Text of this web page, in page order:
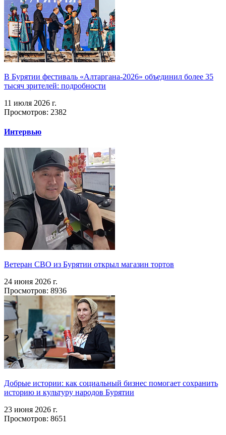
В Бурятии фестиваль «Алтаргана-2026» объединил более 35
тысяч зрителей: подробности
11 июля 2026 г.
Просмотров: 2382
Интервью
Ветеран СВО из Бурятии открыл магазин тортов
24 июня 2026 г.
Просмотров: 8936
Добрые истории: как социальный бизнес помогает сохранить
историю и культуру народов Бурятии
23 июня 2026 г.
Просмотров: 8651